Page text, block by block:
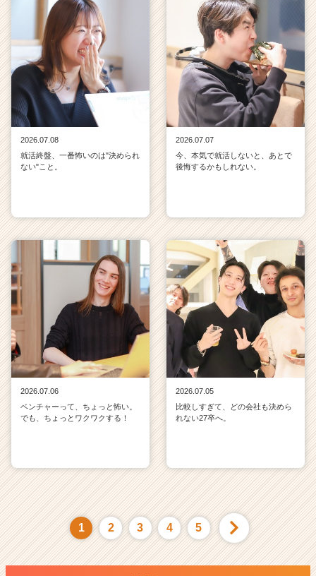
2026.07.08
就活終盤、一番怖いのは"決められ
ない"こと。
2026.07.07
今、本気で就活しないと、あとで
後悔するかもしれない。
2026.07.06
ベンチャーって、ちょっと怖い。
でも、ちょっとワクワクする！
2026.07.05
比較しすぎて、どの会社も決めら
れない27卒へ。
1 2 3 4 5